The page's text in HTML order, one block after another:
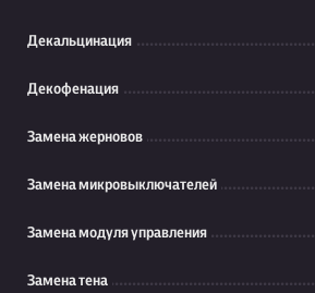
Декальцинация
Декофенация
Замена жерновов
Замена микровыключателей
Замена модуля управления
Замена тена